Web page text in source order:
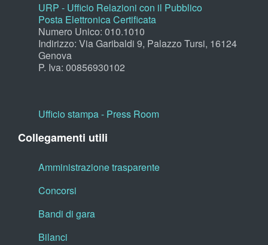
URP - Ufficio Relazioni con il Pubblico
Posta Elettronica Certificata
Numero Unico: 010.1010
Indirizzo: Via Garibaldi 9, Palazzo Tursi, 16124
Genova
P. Iva: 00856930102
Ufficio stampa - Press Room
Collegamenti utili
Amministrazione trasparente
Concorsi
Bandi di gara
Bilanci